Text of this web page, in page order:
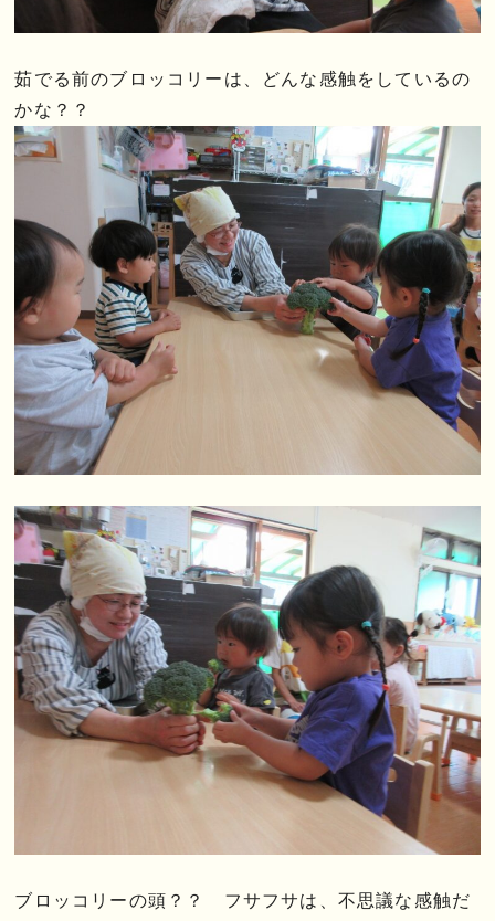
茹でる前のブロッコリーは、どんな感触をしているの
かな？？
ブロッコリーの頭？？ フサフサは、不思議な感触だ